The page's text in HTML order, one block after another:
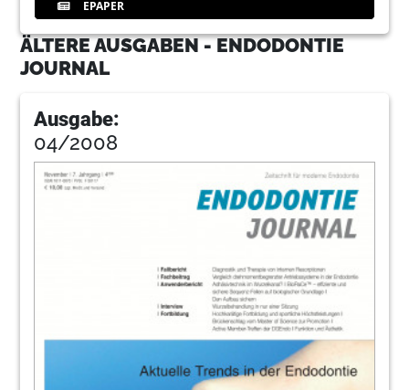
EPAPER
ÄLTERE AUSGABEN - ENDODONTIE
JOURNAL
Ausgabe:
04/2008